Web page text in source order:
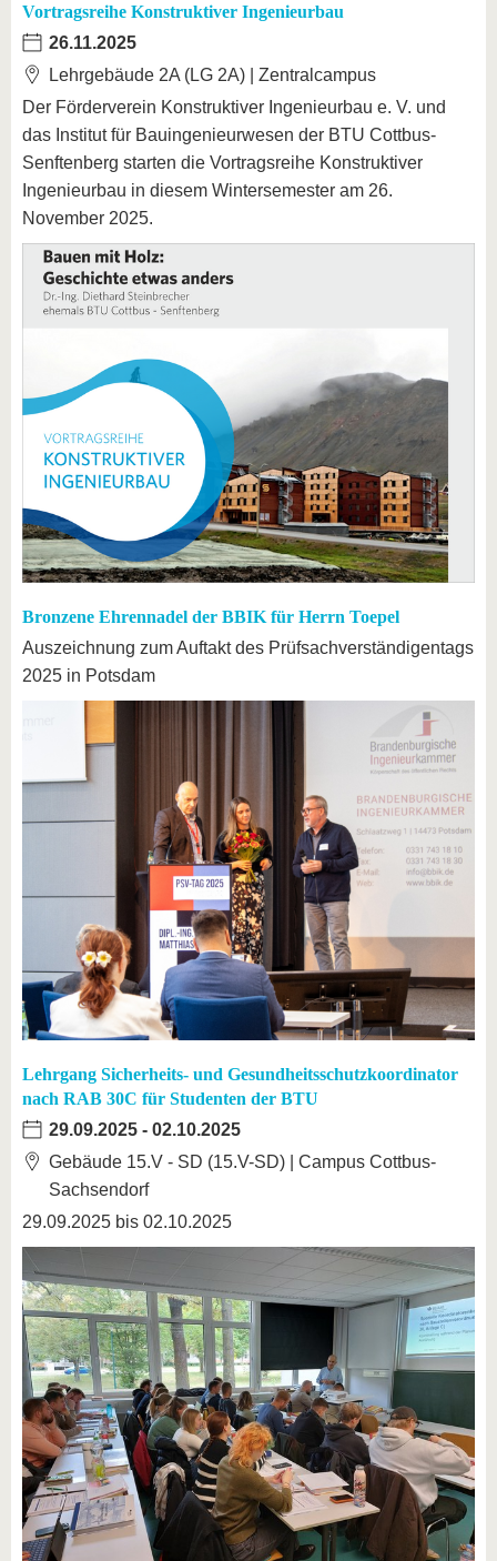
Vortragsreihe Konstruktiver Ingenieurbau
26.11.2025
Lehrgebäude 2A (LG 2A) | Zentralcampus
Der Förderverein Konstruktiver Ingenieurbau e. V. und
das Institut für Bauingenieurwesen der BTU Cottbus-
Senftenberg starten die Vortragsreihe Konstruktiver
Ingenieurbau in diesem Wintersemester am 26.
November 2025.
Bronzene Ehrennadel der BBIK für Herrn Toepel
Auszeichnung zum Auftakt des Prüfsachverständigentags
2025 in Potsdam
Lehrgang Sicherheits- und Gesundheitsschutzkoordinator
nach RAB 30C für Studenten der BTU
29.09.2025 - 02.10.2025
Gebäude 15.V - SD (15.V-SD) | Campus Cottbus-
Sachsendorf
29.09.2025 bis 02.10.2025